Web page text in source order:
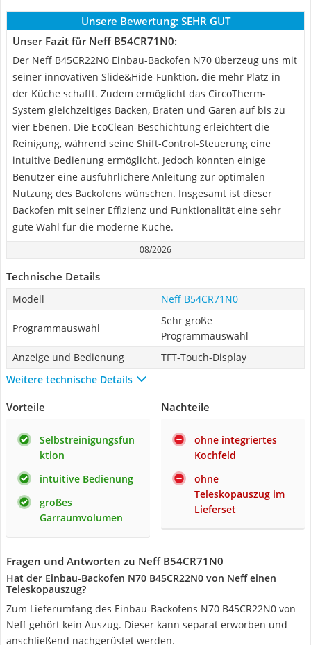
Unsere Bewertung: SEHR GUT
Unser Fazit für Neff B54CR71N0:
Der Neff B45CR22N0 Einbau-Backofen N70 überzeug uns mit
seiner innovativen Slide&Hide-Funktion, die mehr Platz in
der Küche schafft. Zudem ermöglicht das CircoTherm-
System gleichzeitiges Backen, Braten und Garen auf bis zu
vier Ebenen. Die EcoClean-Beschichtung erleichtert die
Reinigung, während seine Shift-Control-Steuerung eine
intuitive Bedienung ermöglicht. Jedoch könnten einige
Benutzer eine ausführlichere Anleitung zur optimalen
Nutzung des Backofens wünschen. Insgesamt ist dieser
Backofen mit seiner Effizienz und Funktionalität eine sehr
gute Wahl für die moderne Küche.
08/2026
Technische Details
Modell Neff B54CR71N0
Programmauswahl
Sehr große
Programmauswahl
Anzeige und Bedienung
TFT-Touch-Display
Weitere technische Details
Vorteile
Selbstreinigungsfun
ktion
intuitive Bedienung
großes
Garraumvolumen
Nachteile
ohne integriertes
Kochfeld
ohne
Teleskopauszug im
Lieferset
Fragen und Antworten zu Neff B54CR71N0
Hat der Einbau-Backofen N70 B45CR22N0 von Neff einen
Teleskopauszug?
Zum Lieferumfang des Einbau-Backofens N70 B45CR22N0 von
Neff gehört kein Auszug. Dieser kann separat erworben und
anschließend nachgerüstet werden.